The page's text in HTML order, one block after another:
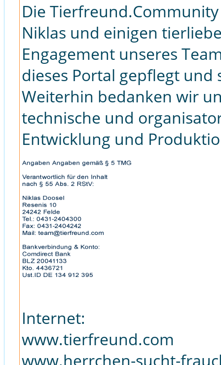
Die
Niklas und einigen
Engagement unseres
dieses Portal gepflegt
Weiterhin bedanken wir
technische und
Entwicklung und
Internet:
www.tierfreund.com
www.herrchen-sucht-